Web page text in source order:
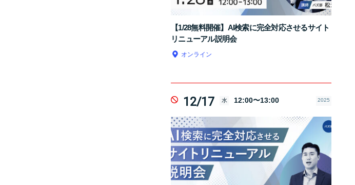
【1/28無料開催】AI検索に完全対応させるサイト
リニューアル説明会
オンライン
12/17 水 12:00〜13:00 2025